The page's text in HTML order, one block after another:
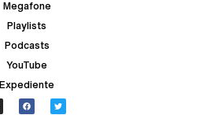
Megafone
Playlists
Podcasts
YouTube
Expediente